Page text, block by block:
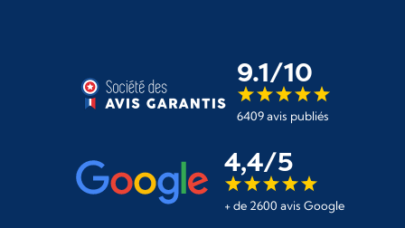
9.1/10
6409 avis publiés
4,4/5
+ de 2600 avis Google